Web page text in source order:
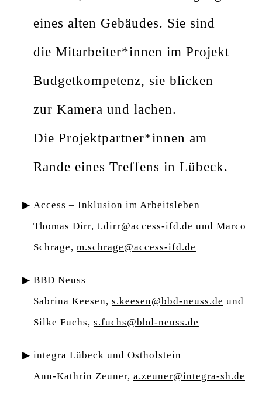
Die Projektpartner*innen am
Rande eines Treffens in Lübeck.
Access – Inklusion im Arbeitsleben
Thomas Dirr, t.dirr@access-ifd.de und Marco
Schrage, m.schrage@access-ifd.de
BBD Neuss
Sabrina Keesen, s.keesen@bbd-neuss.de und
Silke Fuchs, s.fuchs@bbd-neuss.de
integra Lübeck und Ostholstein
Ann-Kathrin Zeuner, a.zeuner@integra-sh.de